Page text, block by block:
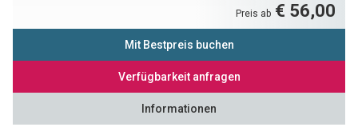
Preis ab € 56,00
Mit Bestpreis buchen
Verfügbarkeit anfragen
Informationen